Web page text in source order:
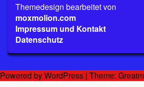
Themedesign bearbeitet von
moxmolion.com
Impressum und Kontakt
Datenschutz
Powered by WordPress | Theme: